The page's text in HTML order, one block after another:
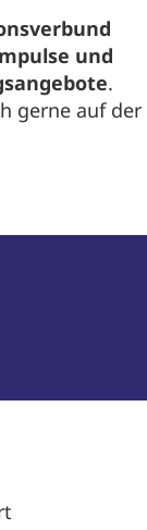
und
.
gerne auf der